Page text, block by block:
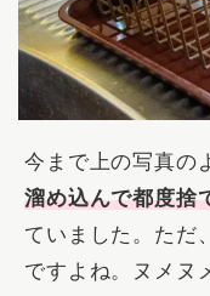
今まで上の写真の
溜め込んで都度捨
ていました。ただ
ですよね。ヌメヌ